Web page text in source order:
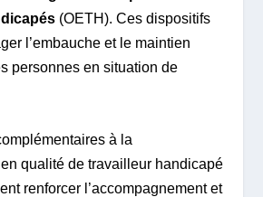
(OETH). Ces dispositifs
l’embauche et le maintien
personnes en situation de
à la
qualité de travailleur handicapé
renforcer l’accompagnement et